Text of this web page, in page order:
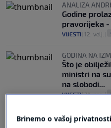
ANALIZA
Godine
pravorijeka -
VIJESTI 12. velj.
GODINA NA
Što je
ministri na
na slobodi...
VIJESTI|31. pro.|
Brinemo o vašoj privatnosti